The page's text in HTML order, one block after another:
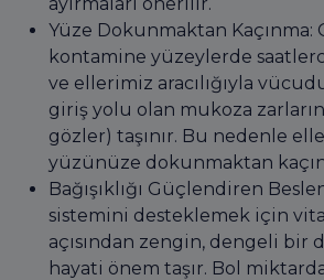
Yüze Dokunmaktan Kaçınma:
kontamine yüzeylerde
ve ellerimiz aracılığıyla
giriş yolu olan mukoza
gözler) taşınır. Bu nedenle
yüzünüze dokunmaktan
Bağışıklığı Güçlendiren
sistemini desteklemek için
açısından zengin, dengeli bir
hayati önem taşır. Bol